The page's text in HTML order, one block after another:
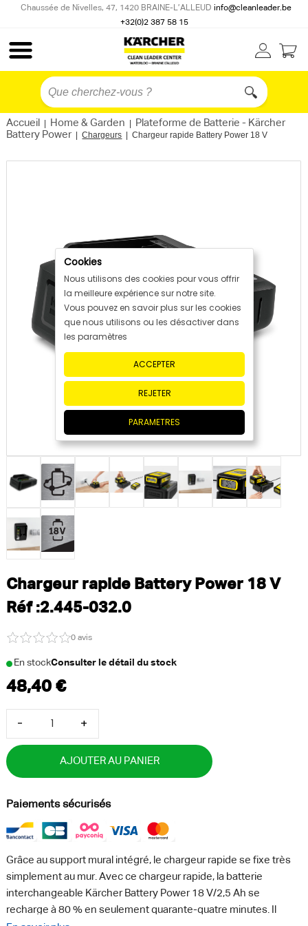
Chaussée de Nivelles, 47, 1420 BRAINE-L’ALLEUD info@cleanleader.be
+32(0)2 387 58 15
Accueil | Home & Garden |
Plateforme de Batterie - Kärcher
Battery Power|Chargeurs |Chargeur rapide Battery Power 18 V
Chargeur rapide Battery Power 18 V
Réf :2.445-032.0
0 avis
En stockConsulter le détail du stock
- +
AJOUTER AU PANIER
Paiements sécurisés
Grâce au support mural intégré, le chargeur rapide se fixe très
simplement au mur. Avec ce chargeur rapide, la batterie
interchangeable Kärcher Battery Power 18 V/2,5 Ah se
recharge à 80 % en seulement quarante-quatre minutes. Il
Cookies
Nous utilisons des cookies pour vous offrir
la meilleure expérience sur notre site.
Vous pouvez en savoir plus sur les cookies
que nous utilisons ou les désactiver dans
les paramètres
ACCEPTER
REJETER
PARAMETRES